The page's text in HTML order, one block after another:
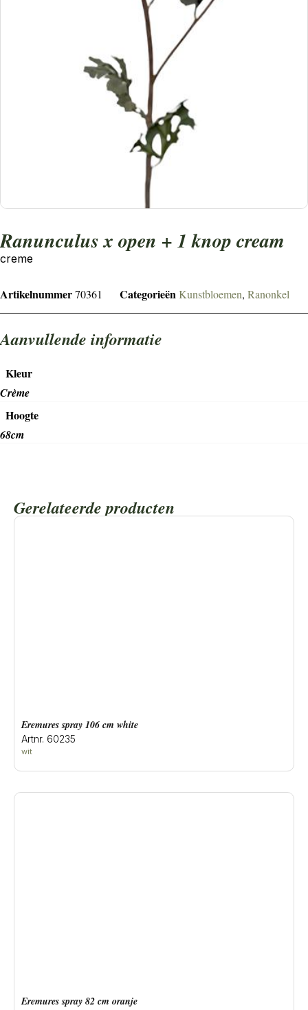
Ranunculus x open + 1 knop cream
creme
Artikelnummer70361 CategorieënKunstbloemen, Ranonkel
Aanvullende informatie
Kleur
Crème
Hoogte
68cm
Gerelateerde producten
eremures spray 106 cm white
Artnr. 60235
wit
eremures spray 82 cm oranje